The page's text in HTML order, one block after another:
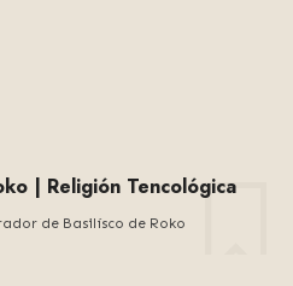
| Religión Tencológica
de Basilísco de Roko